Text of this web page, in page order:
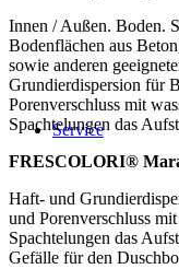
Service
Innen / Außen. Boden.
Bodenflächen aus
sowie anderen
Grundierdispersion für
Porenverschluss mit
Spachtelungen das
FRESCOLORI®
Haft- und
und Porenverschluss
Spachtelungen das
Gefälle für den